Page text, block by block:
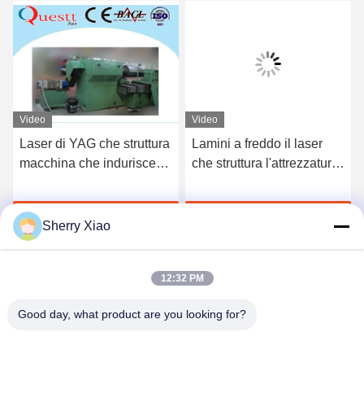
Video
Laser di YAG che struttura
macchina che indurisce
2000W con il braccio
robot
Parla Adesso.
Video
Lamini a freddo il laser
che struttura l'attrezzatura
larghezza di impulso della
Sherry Xiao
12:32 PM
Good day, what product are you looking for?